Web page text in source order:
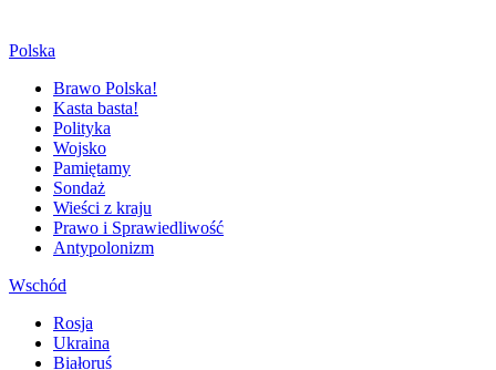
Polska
Brawo Polska!
Kasta basta!
Polityka
Wojsko
Pamiętamy
Sondaż
Wieści z kraju
Prawo i Sprawiedliwość
Antypolonizm
Wschód
Rosja
Ukraina
Białoruś